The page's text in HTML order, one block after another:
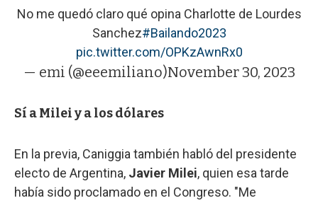
No me quedó claro qué opina Charlotte de Lourdes
Sanchez#Bailando2023
pic.twitter.com/OPKzAwnRx0
— emi (@eeemiliano)November 30, 2023
Sí a Milei y a los dólares
En la previa, Caniggia también habló del presidente
electo de Argentina, Javier Milei, quien esa tarde
había sido proclamado en el Congreso. "Me